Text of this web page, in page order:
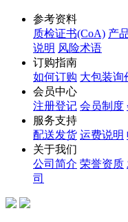
参考资料
质检证书(CoA) 产
说明 风险术语
订购指南
如何订购 大包装询
会员中心
注册登记 会员制度
服务支持
配送发货 运费说明
关于我们
公司简介 荣誉资质
司